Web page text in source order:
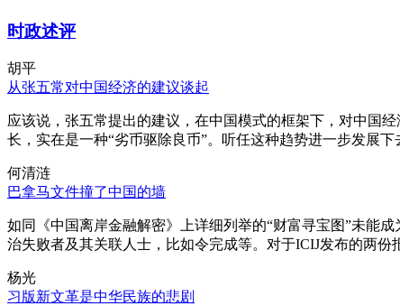
时政述评
胡平
从张五常对中国经济的建议谈起
应该说，张五常提出的建议，在中国模式的框架下，对中国
长，实在是一种“劣币驱除良币”。听任这种趋势进一步发展下
何清涟
巴拿马文件撞了中国的墙
如同《中国离岸金融解密》上详细列举的“财富寻宝图”未能
治失败者及其关联人士，比如令完成等。对于ICIJ发布的两份
杨光
习版新文革是中华民族的悲剧